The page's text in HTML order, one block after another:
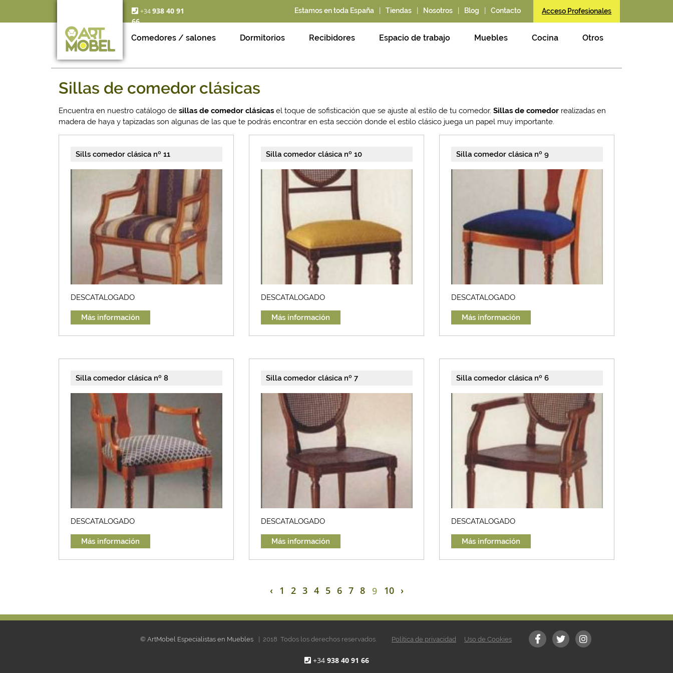
+34938 40 91
66
Estamos en toda España Tiendas Nosotros Blog Contacto Acceso Profesionales
Comedores / salones Dormitorios Recibidores Espacio de trabajo Muebles Cocina Otros
Sillas de comedor clásicas
Encuentra en nuestro catálogo de sillas de comedor clásicas el toque de sofisticación que se ajuste al estilo de tu comedor. Sillas de comedor realizadas en
madera de haya y tapizadas son algunas de las que te podrás encontrar en esta sección donde el estilo clásico juega un papel muy importante.
Sills comedor clásica nº 11
DESCATALOGADO
Más información
Silla comedor clásica nº 10
DESCATALOGADO
Más información
Silla comedor clásica nº 9
DESCATALOGADO
Más información
Silla comedor clásica nº 8
DESCATALOGADO
Más información
Silla comedor clásica nº 7
DESCATALOGADO
Más información
Silla comedor clásica nº 6
DESCATALOGADO
Más información
‹ 1 2 3 4 5 6 7 8 9 10 ›
© ArtMobel Especialistas en Muebles | 2018 Todos los derechos reservados. Política de privacidad Uso de Cookies
+34 938 40 91 66